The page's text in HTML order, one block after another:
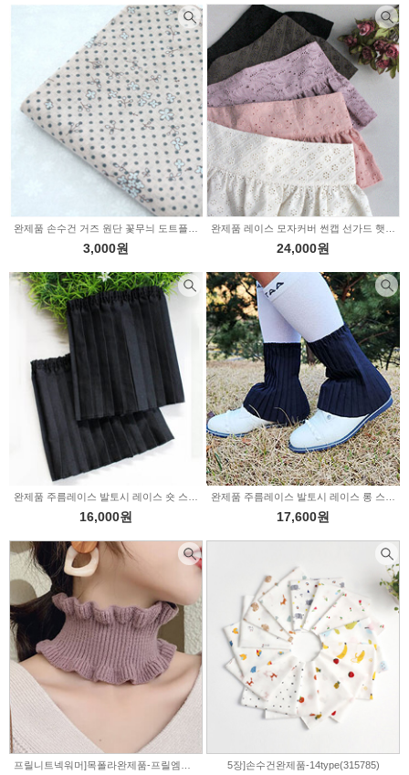
3,000원 24,000원
16,000원 17,600원
프릴니트넥워머]목폴라완제품-프릴엠마9color(1531758) 5장]손수건완제품-14type(315785)